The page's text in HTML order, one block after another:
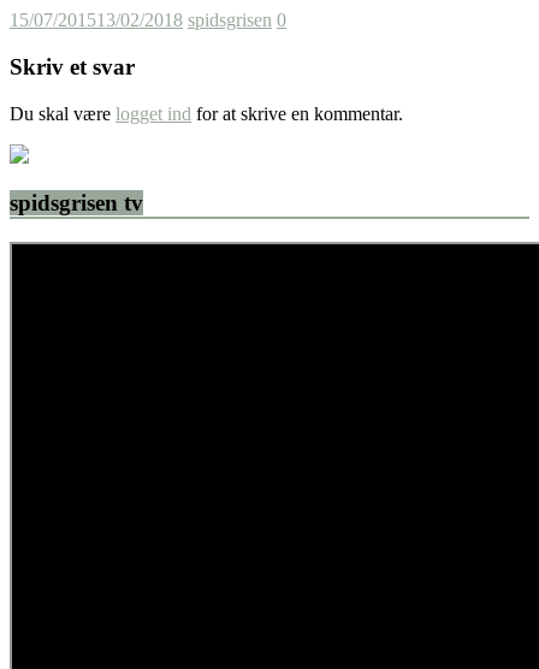
15/07/201513/02/2018 spidsgrisen 0
Skriv et svar
Du skal være logget ind for at skrive en kommentar.
spidsgrisen tv